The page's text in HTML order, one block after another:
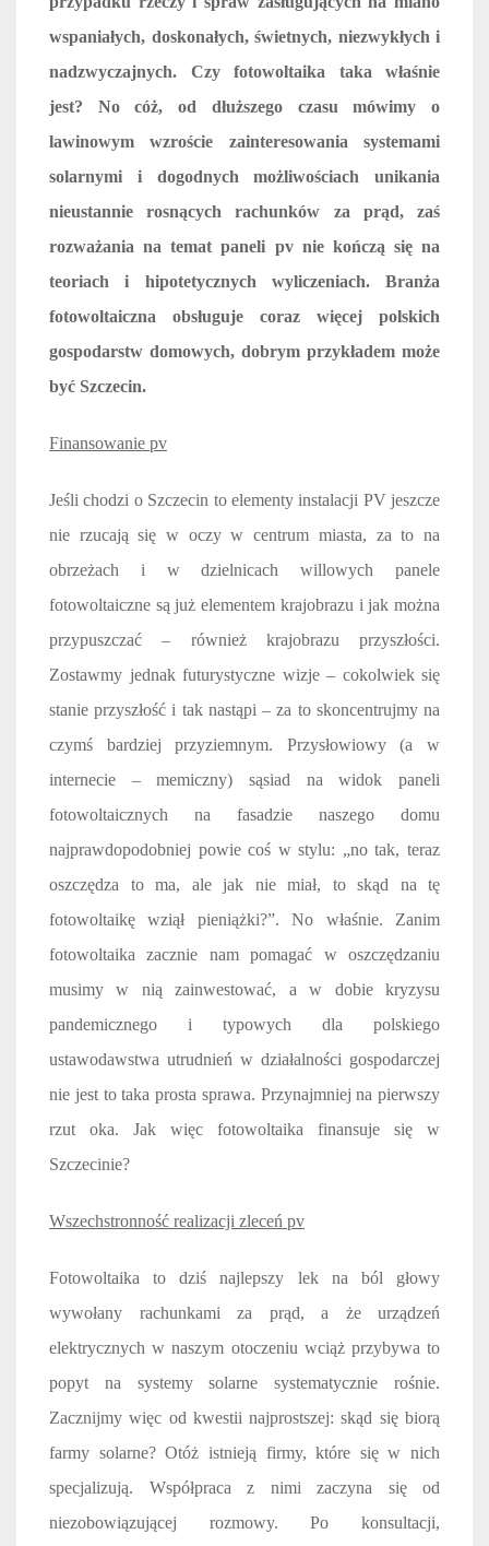
wspaniałych, doskonałych, świetnych, niezwykłych i
nadzwyczajnych. Czy fotowoltaika taka właśnie
jest? No cóż, od dłuższego czasu mówimy o
lawinowym wzroście zainteresowania systemami
solarnymi i dogodnych możliwościach unikania
nieustannie rosnących rachunków za prąd, zaś
rozważania na temat paneli pv nie kończą się na
teoriach i hipotetycznych wyliczeniach. Branża
fotowoltaiczna obsługuje coraz więcej polskich
gospodarstw domowych, dobrym przykładem może
być Szczecin.
Finansowanie pv
Jeśli chodzi o Szczecin to elementy instalacji PV jeszcze
nie rzucają się w oczy w centrum miasta, za to na
obrzeżach i w dzielnicach willowych panele
fotowoltaiczne są już elementem krajobrazu i jak można
przypuszczać – również krajobrazu przyszłości.
Zostawmy jednak futurystyczne wizje – cokolwiek się
stanie przyszłość i tak nastąpi – za to skoncentrujmy na
czymś bardziej przyziemnym. Przysłowiowy (a w
internecie – memiczny) sąsiad na widok paneli
fotowoltaicznych na fasadzie naszego domu
najprawdopodobniej powie coś w stylu: „no tak, teraz
oszczędza to ma, ale jak nie miał, to skąd na tę
fotowoltaikę wziął pieniążki?”. No właśnie. Zanim
fotowoltaika zacznie nam pomagać w oszczędzaniu
musimy w nią zainwestować, a w dobie kryzysu
pandemicznego i typowych dla polskiego
ustawodawstwa utrudnień w działalności gospodarczej
nie jest to taka prosta sprawa. Przynajmniej na pierwszy
rzut oka. Jak więc fotowoltaika finansuje się w
Szczecinie?
Wszechstronność realizacji zleceń pv
Fotowoltaika to dziś najlepszy lek na ból głowy
wywołany rachunkami za prąd, a że urządzeń
elektrycznych w naszym otoczeniu wciąż przybywa to
popyt na systemy solarne systematycznie rośnie.
Zacznijmy więc od kwestii najprostszej: skąd się biorą
farmy solarne? Otóż istnieją firmy, które się w nich
specjalizują. Współpraca z nimi zaczyna się od
niezobowiązującej rozmowy. Po konsultacji,